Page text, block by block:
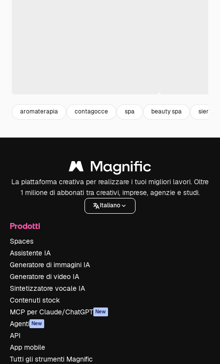
aromaterapia contagocce spa beauty spa siero
La piattaforma creativa per realizzare i tuoi migliori lavori. Oltre
1 milione di abbonati tra creativi, imprese, agenzie e studi.
Italiano
Prodotti
Spaces
Assistente IA
Generatore di immagini IA
Generatore di video IA
Sintetizzatore vocale IA
Contenuti stock
MCP per Claude/ChatGPT New
Agenti New
API
App mobile
Tutti gli strumenti Magnific